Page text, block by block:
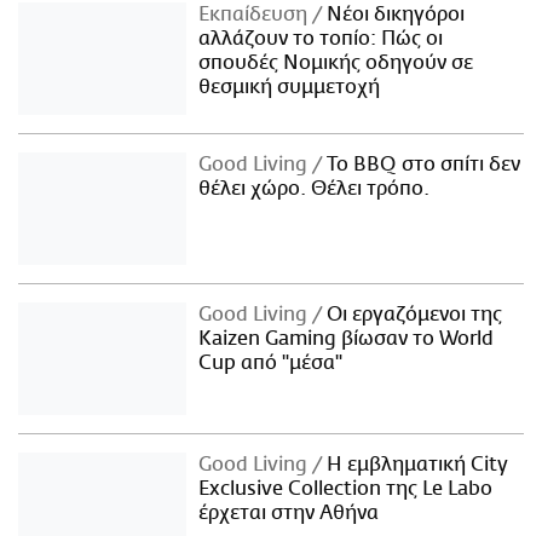
Εκπαίδευση
Νέοι δικηγόροι
αλλάζουν το τοπίο: Πώς οι
σπουδές Νομικής οδηγούν σε
θεσμική συμμετοχή
Good Living
Το BBQ στο σπίτι δεν
θέλει χώρο. Θέλει τρόπο.
Good Living
Οι εργαζόμενοι της
Kaizen Gaming βίωσαν το World
Cup από "μέσα"
Good Living
Η εμβληματική City
Exclusive Collection της Le Labo
έρχεται στην Αθήνα